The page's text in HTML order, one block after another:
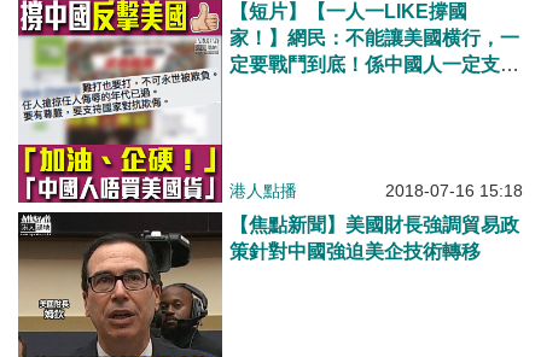
【短片】【一人一LIKE撐國
家！】網民：不能讓美國横行，一
定要戰鬥到底！係中國人一定支持
港人點播 2018-07-16 15:18
【焦點新聞】美國財長強調貿易政
策針對中國強迫美企技術轉移